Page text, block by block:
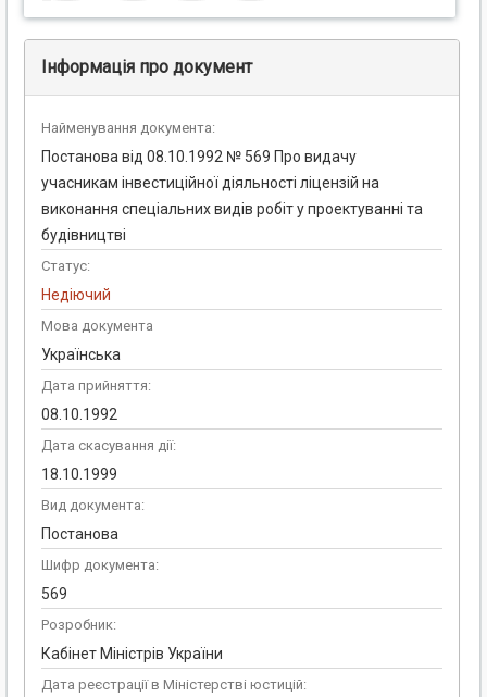
Інформація про документ
Найменування документа:
Постанова від 08.10.1992 № 569 Про видачу
учасникам інвестиційної діяльності ліцензій на
виконання спеціальних видів робіт у проектуванні та
будівництві
Статус:
Недіючий
Мова документа
Українська
Дата прийняття:
08.10.1992
Дата скасування дії:
18.10.1999
Вид документа:
Постанова
Шифр документа:
569
Розробник:
Кабінет Міністрів України
Дата реєстрації в Міністерстві юстицій: